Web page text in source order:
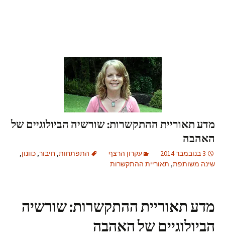
מדע תאוריית ההתקשרות: שורשיה הביולוגיים של
האהבה
3 בנובמבר 2014 עקרון הרצף התפתחות, חיבור, כוונון,
שינה משותפת, תאוריית ההתקשרות
מדע תאוריית ההתקשרות: שורשיה
הביולוגיים של האהבה